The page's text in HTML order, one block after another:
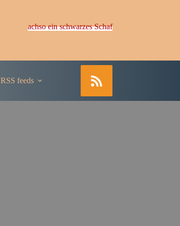
achso ein schwarzes Schaf
RSS feeds